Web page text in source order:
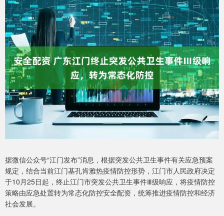
据微信公众号“江门发布”消息，根据突发公共卫生事件有关应急预案
规定，结合当前江门基孔肯雅热疫情防控形势，江门市人民政府决定
于10月25日起，终止江门市突发公共卫生事件Ⅲ级响应，将疫情防控
策略由应急处置转为常态化防控安全配资，统筹推进疫情防控和经济
社会发展。